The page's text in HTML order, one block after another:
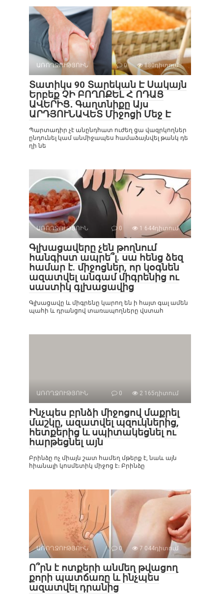
ԱՌՈՂՋՈՒԹՅՈԻՆ 0 880դիտում
Տատիկս 90 Տարեկան Է Սակայն
Երբեք ՉԻ ԲՈՂՈՔԵԼ Հ ՈԴԱՑ
ԱՎԵՐԻՑ․ Գաղտնիքը Այս
ԱՐԴՅՈՒՆԱՎԵՏ Միջոցի Մեջ Է
Պարտադիր չէ անընդհատ ուժեղ ցա վազրկողներ
ընդունել կամ անմիջապես համաձայնվել թանկ դե
ղի նե
ԱՌՈՂՋՈՒԹՅՈԻՆ 0 1 644դիտում
Գլխացավերը չեն թողնում
հանգիստ ապրե՞լ. սա հենց ձեզ
համար է. միջոցներ, որ կօգնեն
ազատվել անգամ միգրենից ու
սաստիկ գլխացավից
Գլխացավը և միգրենը կարող են ի հայտ գալ ամեն
պահի և դրանցով տառապողները վստահ
ԱՌՈՂՋՈՒԹՅՈԻՆ 0 2 165դիտում
Ինչպես բրնձի միջոցով մաքրել
մաշկը, ազատվել պզուկներից,
հետքերից և սպիտակեցնել ու
հարթեցնել այն
Բրինձը ոչ միայն շատ համեղ մթերք է, նաև այն
հիանալի կոսմետիկ միջոց է։ Բրինձը
ԱՌՈՂՋՈՒԹՅՈԻՆ 0 7 044դիտում
Ո՞րն է ոտքերի անմեղ թվացող
քորի պատճառը և ինչպես
ազատվել դրանից